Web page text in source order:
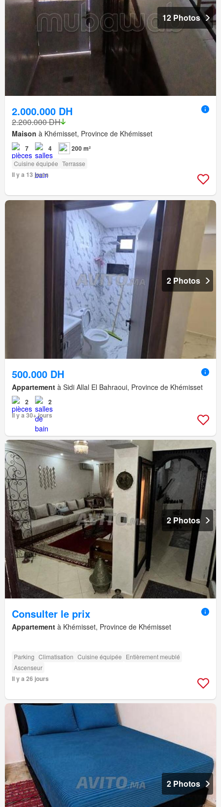
12 Photos
2.000.000 DH
2.200.000 DH
Maison à Khémisset, Province de Khémisset
7 4 200 m²
Cuisine équipée Terrasse
Il y a 13 jours
2 Photos
500.000 DH
Appartement à Sidi Allal El Bahraoui, Province de Khémisset
2
2
Il y a 30+ jours
2 Photos
Consulter le prix
Appartement à Khémisset, Province de Khémisset
Parking Climatisation Cuisine équipée Entièrement meublé
Ascenseur
Il y a 26 jours
2 Photos